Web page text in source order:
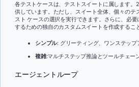
各テストケースは、テストスイートに属します。
供しています。ただし、スイート全体、個々のテ
スト ケースの選択を実行できます。さらに、必
するための独自のカスタムスイートを作成するこ
シンプル: グリーティング、ワンステップ
複雑:マルチステップ推論とツールチェー
エージェントループ